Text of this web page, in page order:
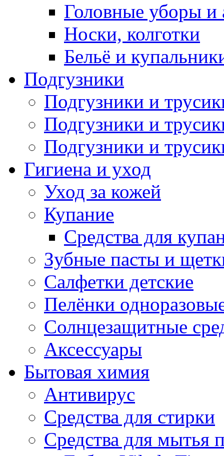
Головные уборы и
Носки, колготки
Бельё и
Подгузники
Подгузники и
Подгузники и
Подгузники и
Гигиена и уход
Уход за кожей
Купание
Средства для
Зубные пасты и
Салфетки детские
Пелёнки
Солнцезащитные
Аксессуары
Бытовая химия
Антивирус
Средства для стирки
Средства для мытья